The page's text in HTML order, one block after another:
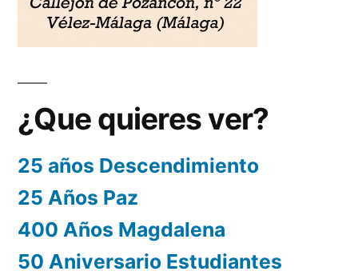
¿Que quieres ver?
25 años Descendimiento
25 Años Paz
400 Años Magdalena
50 Aniversario Estudiantes